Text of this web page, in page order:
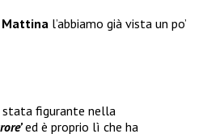
Mattina l’abbiamo già vista un po’
stata figurante nella
ed è proprio lì che ha